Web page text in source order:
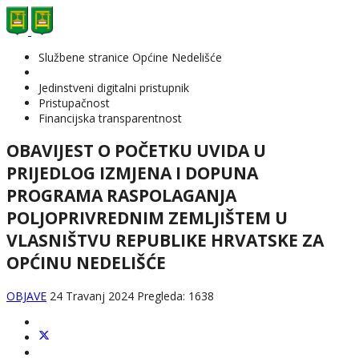
Službene stranice Općine Nedelišće
Jedinstveni digitalni pristupnik
Pristupačnost
Financijska transparentnost
OBAVIJEST O POČETKU UVIDA U
PRIJEDLOG IZMJENA I DOPUNA
PROGRAMA RASPOLAGANJA
POLJOPRIVREDNIM ZEMLJIŠTEM U
VLASNIŠTVU REPUBLIKE HRVATSKE ZA
OPĆINU NEDELIŠĆE
OBJAVE 24 Travanj 2024 Pregleda: 1638